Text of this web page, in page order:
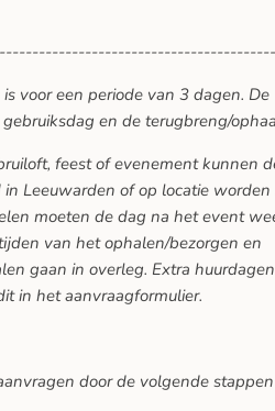
voor een periode van 3 dagen. De
en de terugbreng/
feest of evenement kunnen
Leeuwarden of op locatie worden
moeten de dag na het event
van het ophalen/bezorgen en
gaan in overleg. Extra
in het aanvraagformulier.
door de volgende